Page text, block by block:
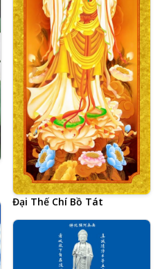
Đại Thế Chí Bồ Tát